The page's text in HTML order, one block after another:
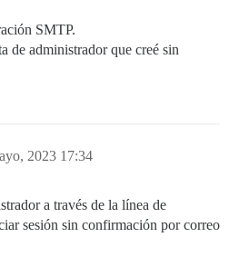
SMTP.
de administrador que creé sin
2023 17:34
a través de la línea de
sesión sin confirmación por correo